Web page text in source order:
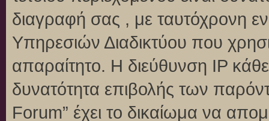
διαγραφή σας , με ταυτόχρονη
Υπηρεσιών Διαδικτύου που
απαραίτητο. Η διεύθυνση IP
δυνατότητα επιβολής των
Forum” έχει το δικαίωμα να